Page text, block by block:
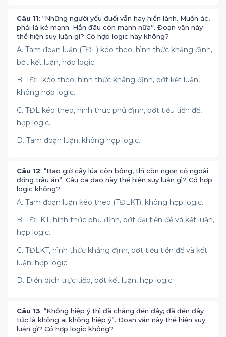
Câu 11: “Những người yếu đuối vẫn hay hiền lành. Muốn ác,
phải là kẻ mạnh. Hắn đâu còn mạnh nữa”. Đoạn văn này
thể hiện suy luận gì? Có hợp logic hay không?
A. Tam đoạn luận (TĐL) kéo theo, hình thức khẳng định,
bớt kết luận, hợp logic.
B. TĐL kéo theo, hình thức khẳng định, bớt kết luận,
không hợp logic.
C. TĐL kéo theo, hình thức phủ định, bớt tiểu tiền đề,
hợp logic.
D. Tam đoạn luận, không hợp logic.
Câu 12: “Bao giờ cây lúa còn bông, thì còn ngọn cỏ ngoài
đồng trâu ăn”. Câu ca dao này thể hiện suy luận gì? Có hợp
logic không?
A. Tam đoạn luận kéo theo (TĐLKT), không hợp logic.
B. TĐLKT, hình thức phủ định, bớt đại tiền đề và kết luận,
hợp logic.
C. TĐLKT, hình thức khẳng định, bớt tiểu tiền đề và kết
luận, hợp logic.
D. Diễn dịch trực tiếp, bớt kết luận, hợp logic.
Câu 13: “Không hiệp ý thì đã chẳng đến đây; đã đến đây
tức là không ai không hiệp ý”. Đoạn văn này thể hiện suy
luận gì? Có hợp logic không?